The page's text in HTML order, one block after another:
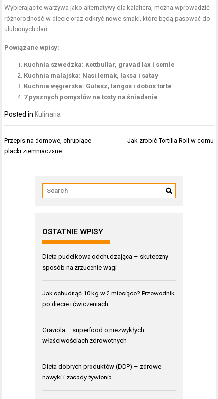
Wybierając te warzywa jako alternatywy dla kalafiora, można wprowadzić
różnorodność w diecie oraz odkryć nowe smaki, które będą pasować do
ulubionych dań.
Powiązane wpisy:
Kuchnia szwedzka: Köttbullar, gravad lax i semle
Kuchnia malajska: Nasi lemak, laksa i satay
Kuchnia węgierska: Gulasz, langos i dobos torte
7 pysznych pomysłów na tosty na śniadanie
Posted in Kulinaria
Nawigacja
wpisu
Przepis na domowe, chrupiące
placki ziemniaczane
Jak zrobić Tortilla Roll w domu
OSTATNIE WPISY
Dieta pudełkowa odchudzająca – skuteczny
sposób na zrzucenie wagi
Jak schudnąć 10 kg w 2 miesiące? Przewodnik
po diecie i ćwiczeniach
Graviola – superfood o niezwykłych
właściwościach zdrowotnych
Dieta dobrych produktów (DDP) – zdrowe
nawyki i zasady żywienia